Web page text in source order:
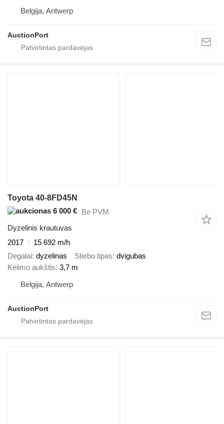
Belgija, Antwerp
AuctionPort
Toyota 40-8FD45N
6 000 € Be PVM
Dyzelinis krautuvas
2017
15 692 m/h
Degalai dyzelinas Stiebo tipas dvigubas
Kėlimo aukštis 3,7 m
Belgija, Antwerp
AuctionPort